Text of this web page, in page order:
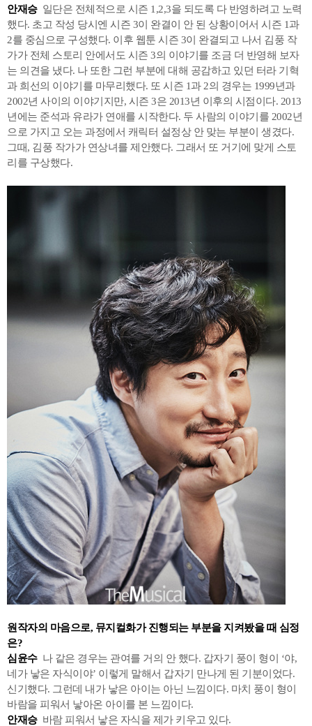
안재승 일단은 전체적으로 시즌 1,2,3을 되도록 다 반영하려고 노력
했다. 초고 작성 당시엔 시즌 3이 완결이 안 된 상황이어서 시즌 1과
2를 중심으로 구성했다. 이후 웹툰 시즌 3이 완결되고 나서 김풍 작
가가 전체 스토리 안에서도 시즌 3의 이야기를 조금 더 반영해 보자
는 의견을 냈다. 나 또한 그런 부분에 대해 공감하고 있던 터라 기혁
과 희선의 이야기를 마무리했다. 또 시즌 1과 2의 경우는 1999년과
2002년 사이의 이야기지만, 시즌 3은 2013년 이후의 시점이다. 2013
년에는 준석과 유라가 연애를 시작한다. 두 사람의 이야기를 2002년
으로 가지고 오는 과정에서 캐릭터 설정상 안 맞는 부분이 생겼다.
그때, 김풍 작가가 연상녀를 제안했다. 그래서 또 거기에 맞게 스토
리를 구상했다.
원작자의 마음으로, 뮤지컬화가 진행되는 부분을 지켜봤을 때 심정
은?
심윤수나 같은 경우는 관여를 거의 안 했다. 갑자기 풍이 형이 ‘야,
네가 낳은 자식이야’ 이렇게 말해서 갑자기 만나게 된 기분이었다.
신기했다. 그런데 내가 낳은 아이는 아닌 느낌이다. 마치 풍이 형이
바람을 피워서 낳아온 아이를 본 느낌이다.
안재승바람 피워서 낳은 자식을 제가 키우고 있다.